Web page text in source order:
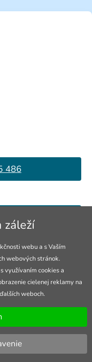
486
Ostrava
záleží
webu a s Vaším
webových stránok.
využívaním cookies a
cielenej reklamy na
weboch.